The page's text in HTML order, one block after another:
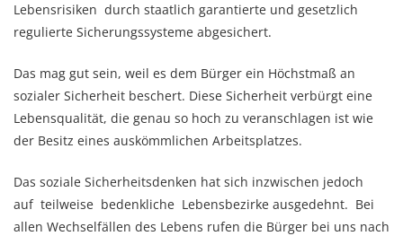
Lebensrisiken durch staatlich garantierte und gesetzlich
regulierte Sicherungssysteme abgesichert.
Das mag gut sein, weil es dem Bürger ein Höchstmaß an
sozialer Sicherheit beschert. Diese Sicherheit verbürgt eine
Lebensqualität, die genau so hoch zu veranschlagen ist wie
der Besitz eines auskömmlichen Arbeitsplatzes.
Das soziale Sicherheitsdenken hat sich inzwischen jedoch
auf teilweise bedenkliche Lebensbezirke ausgedehnt. Bei
allen Wechselfällen des Lebens rufen die Bürger bei uns nach